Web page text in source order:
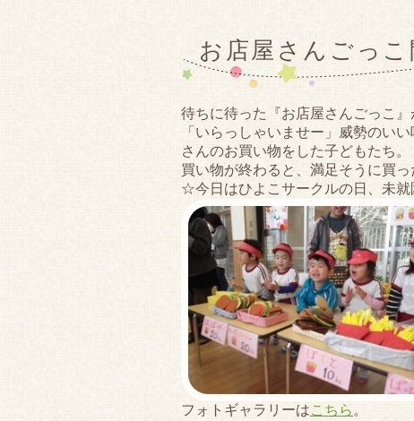
お店屋さんごっこ
待ちに待った『お店屋さんごっこ』
「いらっしゃいませー」威勢のい
さんのお買い物をした子どもたち。
買い物が終わると、満足そうに買っ
☆今日はひよこサークルの日、未就
フォトギャラリーはこちら 。